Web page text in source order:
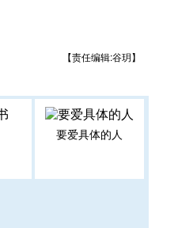
【责任编辑:谷玥】
要爱具体的人